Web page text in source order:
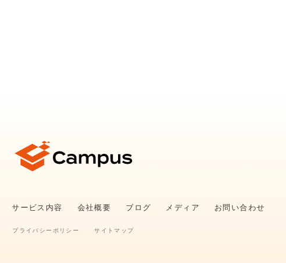
サービス内容 会社概要 ブログ メディア お問い合わせ
プライバシーポリシー サイトマップ